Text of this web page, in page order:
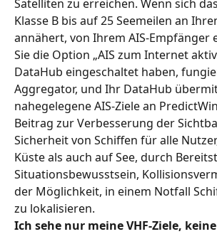
Satelliten zu erreichen. Wenn sich
Klasse B bis auf 25 Seemeilen an
annähert, von Ihrem AIS-Empfänger
Sie die Option „AIS zum Internet
DataHub eingeschaltet haben,
Aggregator, und Ihr DataHub
nahegelegene AIS-Ziele an
Beitrag zur Verbesserung der
Sicherheit von Schiffen für alle
Küste als auch auf See, durch
Situationsbewusstsein,
der Möglichkeit, in einem Notfall
zu lokalisieren.
Ich sehe nur meine VHF-Ziele,